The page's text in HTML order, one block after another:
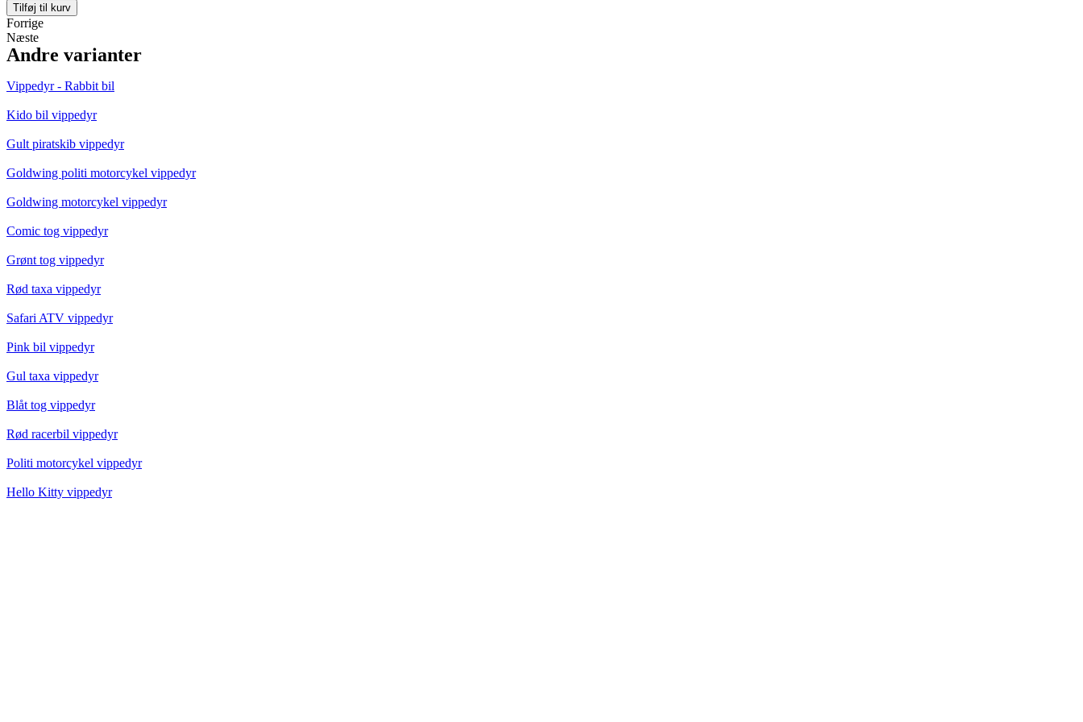
antal
Tilføj til kurv
Forrige
Næste
Andre varianter
Vippedyr - Rabbit bil
Kido bil vippedyr
Gult piratskib vippedyr
Goldwing politi motorcykel vippedyr
Goldwing motorcykel vippedyr
Comic tog vippedyr
Grønt tog vippedyr
Rød taxa vippedyr
Safari ATV vippedyr
Pink bil vippedyr
Gul taxa vippedyr
Blåt tog vippedyr
Rød racerbil vippedyr
Politi motorcykel vippedyr
Hello Kitty vippedyr